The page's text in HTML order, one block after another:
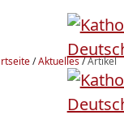
/Aktuelles/Artikel